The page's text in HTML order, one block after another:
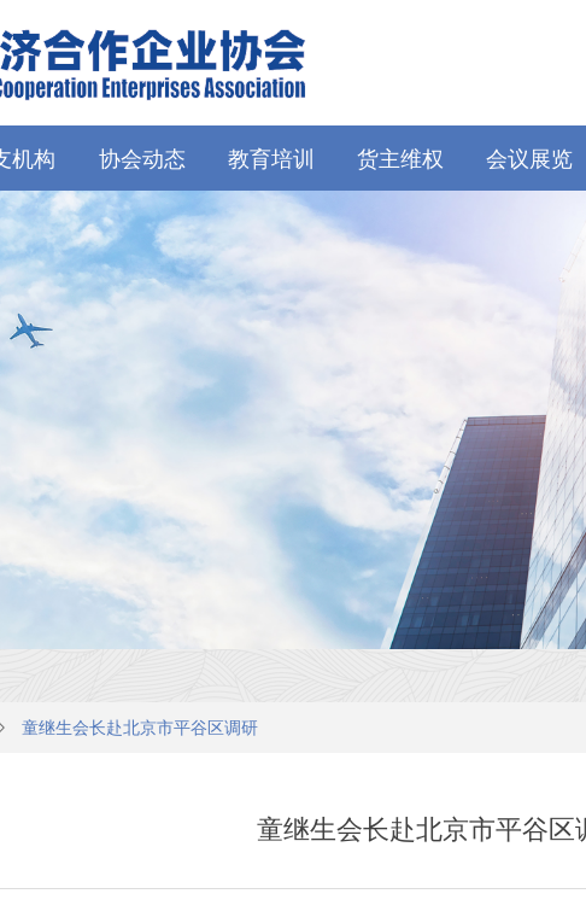
机构 协会动态 教育培训 货主维权 会议展览
童继生会长赴北京市平谷区
童继生会长赴北京市平谷区调研